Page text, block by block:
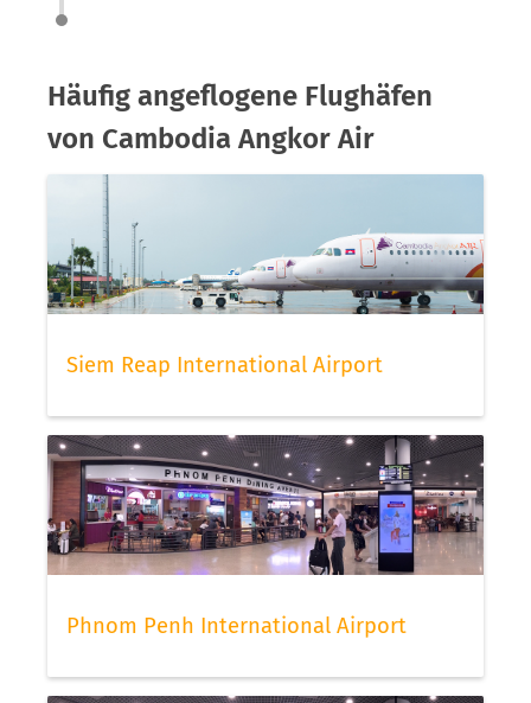
Häufig angeflogene Flughäfen
von Cambodia Angkor Air
Siem Reap International Airport
Phnom Penh International Airport